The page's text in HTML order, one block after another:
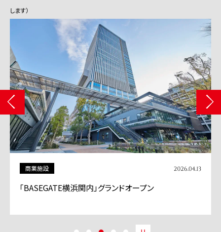
します）
商業施設 2026.04.13
「BASEGATE横浜関内」グランドオープン